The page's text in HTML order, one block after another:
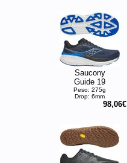
Saucony
Guide 19
Peso: 275g
Drop: 6mm
98,06€